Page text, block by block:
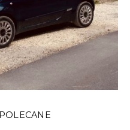
POLECANE